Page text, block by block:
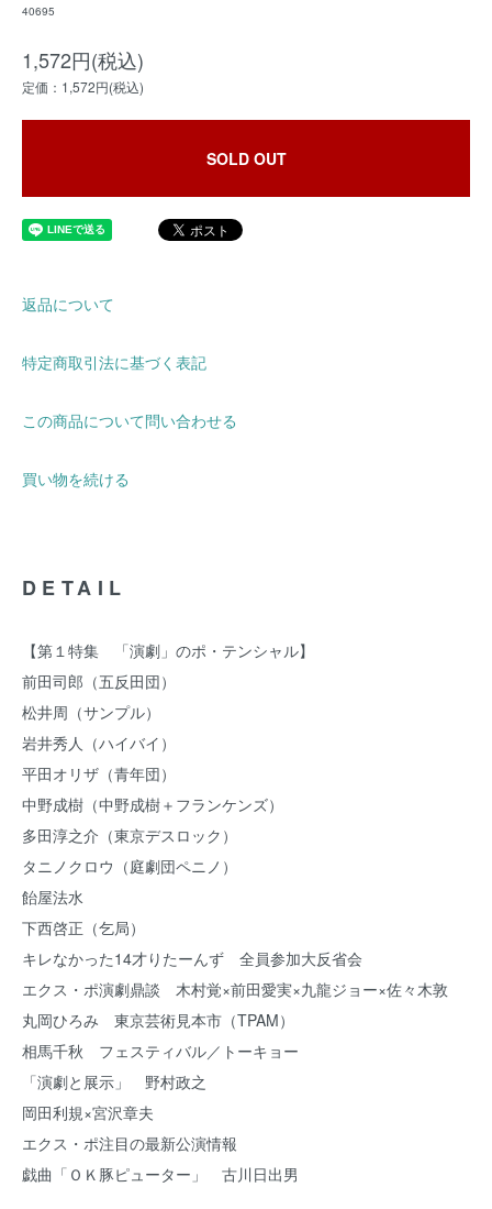
40695
1,572円(税込)
定価：1,572円(税込)
SOLD OUT
返品について
特定商取引法に基づく表記
この商品について問い合わせる
買い物を続ける
DETAIL
【第１特集 「演劇」のポ・テンシャル】
前田司郎（五反田団）
松井周（サンプル）
岩井秀人（ハイバイ）
平田オリザ（青年団）
中野成樹（中野成樹＋フランケンズ）
多田淳之介（東京デスロック）
タニノクロウ（庭劇団ペニノ）
飴屋法水
下西啓正（乞局）
キレなかった14才りたーんず 全員参加大反省会
エクス・ポ演劇鼎談 木村覚×前田愛実×九龍ジョー×佐々木敦
丸岡ひろみ 東京芸術見本市（TPAM）
相馬千秋 フェスティバル／トーキョー
「演劇と展示」 野村政之
岡田利規×宮沢章夫
エクス・ポ注目の最新公演情報
戯曲「ＯＫ豚ピューター」 古川日出男